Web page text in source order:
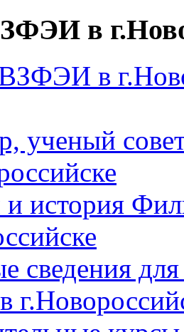
в
в
ученый
и история
сведения